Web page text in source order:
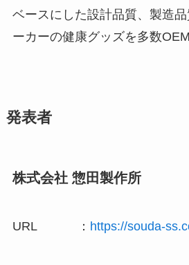
ベースにした設計品質、製造
ーカーの健康グッズを多数
発表者
株式会社 惣田製作所
URL ： https://souda-